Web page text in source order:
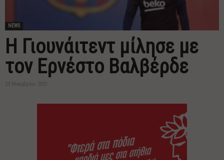
NEWS
Η Γιουνάιτεντ μίλησε με
τον Ερνέστο Βαλβέρδε
23 Νοεμβρίου 2021